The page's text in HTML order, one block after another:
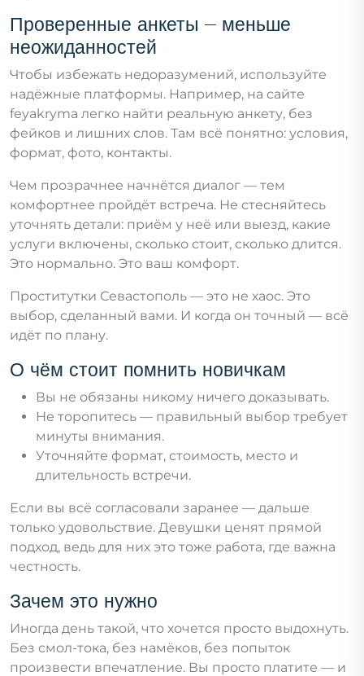
Проверенные анкеты — меньше
неожиданностей
Чтобы избежать недоразумений, используйте
надёжные платформы. Например, на сайте
feyakryma легко найти реальную анкету, без
фейков и лишних слов. Там всё понятно: условия,
формат, фото, контакты.
Чем прозрачнее начнётся диалог — тем
комфортнее пройдёт встреча. Не стесняйтесь
уточнять детали: приём у неё или выезд, какие
услуги включены, сколько стоит, сколько длится.
Это нормально. Это ваш комфорт.
Проститутки Севастополь — это не хаос. Это
выбор, сделанный вами. И когда он точный — всё
идёт по плану.
О чём стоит помнить новичкам
Вы не обязаны никому ничего доказывать.
Не торопитесь — правильный выбор требует
минуты внимания.
Уточняйте формат, стоимость, место и
длительность встречи.
Если вы всё согласовали заранее — дальше
только удовольствие. Девушки ценят прямой
подход, ведь для них это тоже работа, где важна
честность.
Зачем это нужно
Иногда день такой, что хочется просто выдохнуть.
Без смол-тока, без намёков, без попыток
произвести впечатление. Вы просто платите — и